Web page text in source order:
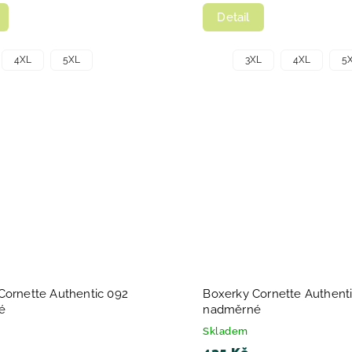
4XL 5XL
Detail
3XL 4XL
Authentic 092
Boxerky Cornette
nadměrné
Skladem